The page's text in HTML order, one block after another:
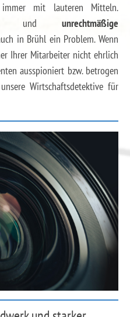
mit lauteren Mitteln.
und unrechtmäßige
in Brühl ein Problem. Wenn
Ihrer Mitarbeiter nicht ehrlich
ausspioniert bzw. betrogen
Wirtschaftsdetektive für